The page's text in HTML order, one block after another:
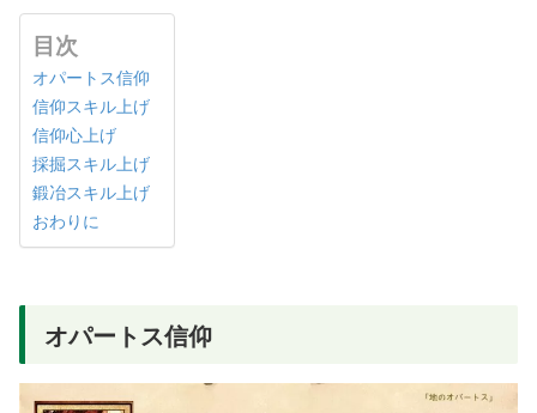
目次
オパートス信仰
信仰スキル上げ
信仰心上げ
採掘スキル上げ
鍛冶スキル上げ
おわりに
オパートス信仰